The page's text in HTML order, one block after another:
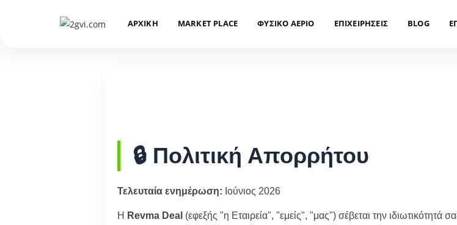
ΑΡΧΙΚΗ MARKET PLACE ΦΥΣΙΚΟ ΑΕΡΙΟ ΕΠΙΧΕΙΡΗΣΕΙΣ BLOG
🔒 Πολιτική Απορρήτου
Τελευταία ενημέρωση: Ιούνιος 2026
Η Revma Deal (εφεξής "η Εταιρεία", "εμείς", "μας") σέβεται την